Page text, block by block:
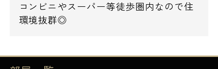
コンビニやスーパー等徒歩圏内なので住
環境抜群◎